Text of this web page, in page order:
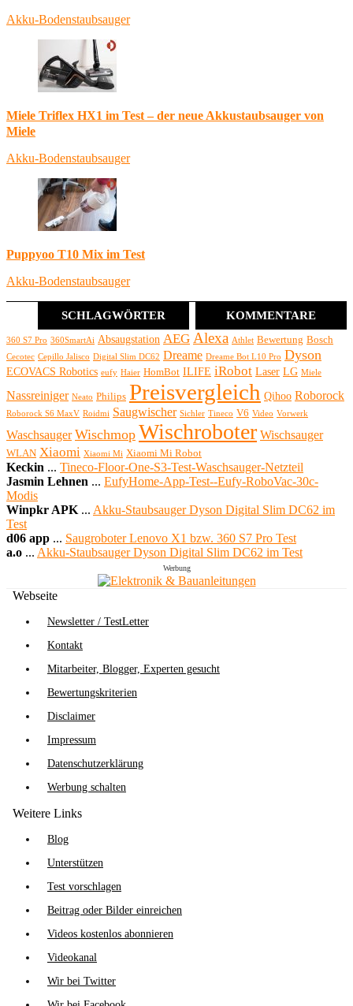
Akku-Bodenstaubsauger
Miele Triflex HX1 im Test – der neue Akkustaubsauger von
Miele
Akku-Bodenstaubsauger
Puppyoo T10 Mix im Test
Akku-Bodenstaubsauger
SCHLAGWÖRTER KOMMENTARE
360 S7 Pro 360SmartAi Absaugstation AEG Alexa Athlet Bewertung Bosch
Cecotec Cepillo Jalisco Digital Slim DC62 Dreame Dreame Bot L10 Pro Dyson
ECOVACS Robotics eufy Haier HomBot ILIFE iRobot Laser LG Miele
Nassreiniger Neato Philips Preisvergleich Qihoo Roborock
Roborock S6 MaxV Roidmi Saugwischer Sichler Tineco V6 Video Vorwerk
Waschsauger Wischmop Wischroboter Wischsauger
WLAN Xiaomi Xiaomi Mi Xiaomi Mi Robot
Keckin ... Tineco-Floor-One-S3-Test-Waschsauger-Netzteil
Jasmin Lehnen ... EufyHome-App-Test--Eufy-RoboVac-30c-
Modis
Winpkr APK ... Akku-Staubsauger Dyson Digital Slim DC62 im
Test
d06 app ... Saugroboter Lenovo X1 bzw. 360 S7 Pro Test
a.o ... Akku-Staubsauger Dyson Digital Slim DC62 im Test
Werbung
Webseite
Newsletter / TestLetter
Kontakt
Mitarbeiter, Blogger, Experten gesucht
Bewertungskriterien
Disclaimer
Impressum
Datenschutzerklärung
Werbung schalten
Weitere Links
Blog
Unterstützen
Test vorschlagen
Beitrag oder Bilder einreichen
Videos kostenlos abonnieren
Videokanal
Wir bei Twitter